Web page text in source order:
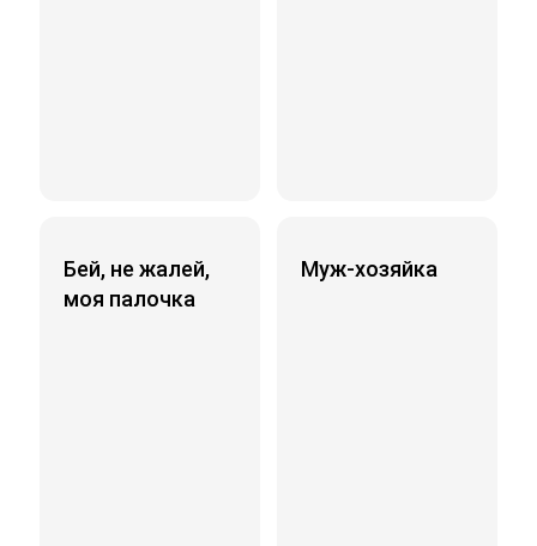
Бей, не жалей,
моя палочка
Муж-хозяйка